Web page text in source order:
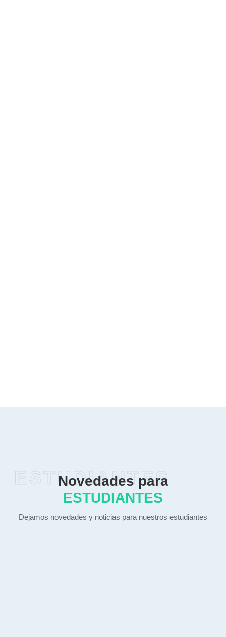
ESTUDIANTES
Novedades para
ESTUDIANTES
Dejamos novedades y noticias para nuestros estudiantes